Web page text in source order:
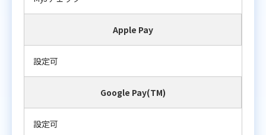
Apple Pay
設定可
Google Pay(TM)
設定可